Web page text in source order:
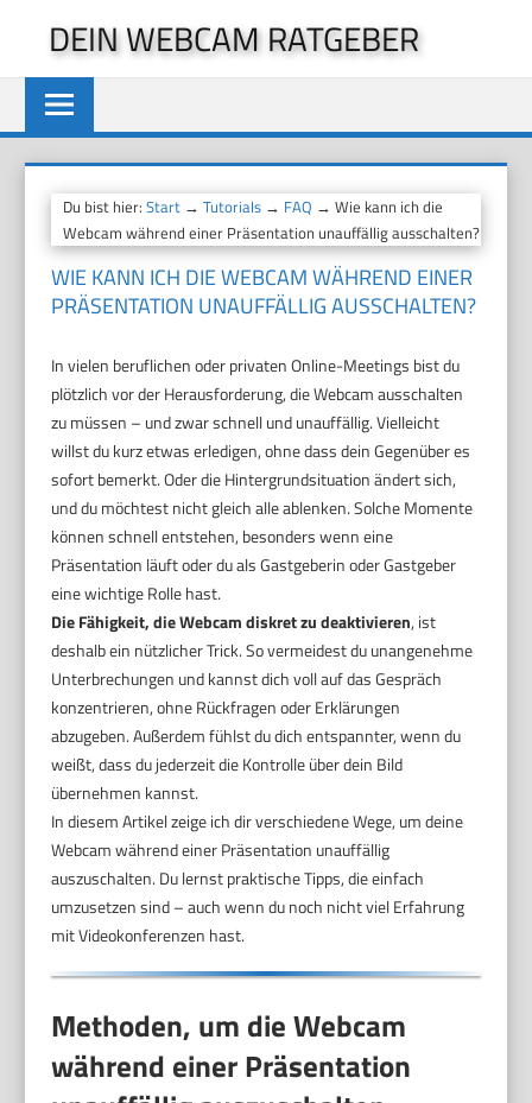
springen
DEIN WEBCAM RATGEBER
Du bist hier:Start →Tutorials → FAQ → Wie kann ich die
Webcam während einer Präsentation unauffällig ausschalten?
WIE KANN ICH DIE WEBCAM WÄHREND EINER
PRÄSENTATION UNAUFFÄLLIG AUSSCHALTEN?
In vielen beruflichen oder privaten Online-Meetings bist du
plötzlich vor der Herausforderung, die Webcam ausschalten
zu müssen – und zwar schnell und unauffällig. Vielleicht
willst du kurz etwas erledigen, ohne dass dein Gegenüber es
sofort bemerkt. Oder die Hintergrundsituation ändert sich,
und du möchtest nicht gleich alle ablenken. Solche Momente
können schnell entstehen, besonders wenn eine
Präsentation läuft oder du als Gastgeberin oder Gastgeber
eine wichtige Rolle hast.
Die Fähigkeit, die Webcam diskret zu deaktivieren, ist
deshalb ein nützlicher Trick. So vermeidest du unangenehme
Unterbrechungen und kannst dich voll auf das Gespräch
konzentrieren, ohne Rückfragen oder Erklärungen
abzugeben. Außerdem fühlst du dich entspannter, wenn du
weißt, dass du jederzeit die Kontrolle über dein Bild
übernehmen kannst.
In diesem Artikel zeige ich dir verschiedene Wege, um deine
Webcam während einer Präsentation unauffällig
auszuschalten. Du lernst praktische Tipps, die einfach
umzusetzen sind – auch wenn du noch nicht viel Erfahrung
mit Videokonferenzen hast.
Methoden, um die Webcam
während einer Präsentation